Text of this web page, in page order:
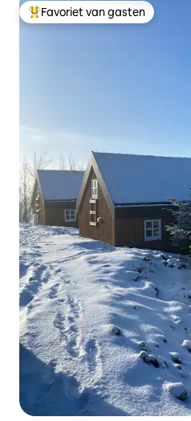
Topfavoriet van gasten
Favoriet van gasten